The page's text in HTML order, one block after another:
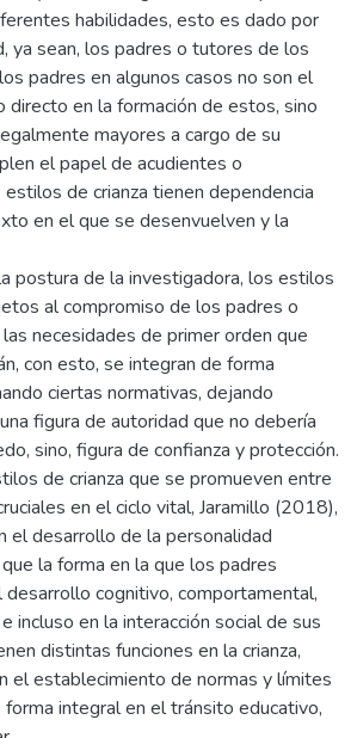
habilidades, esto es dado por
ya sean, los padres o tutores de los
padres en algunos casos no son el
en la formación de estos, sino
mayores a cargo de su
el papel de acudientes o
de crianza tienen dependencia
en el que se desenvuelven y la
postura de la investigadora, los estilos
al compromiso de los padres o
necesidades de primer orden que
con esto, se integran de forma
ciertas normativas, dejando
figura de autoridad que no debería
sino, figura de confianza y protección.
de crianza que se promueven entre
en el ciclo vital, Jaramillo (2018),
el desarrollo de la personalidad
la forma en la que los padres
desarrollo cognitivo, comportamental,
incluso en la interacción social de sus
distintas funciones en la crianza,
el establecimiento de normas y límites
integral en el tránsito educativo,